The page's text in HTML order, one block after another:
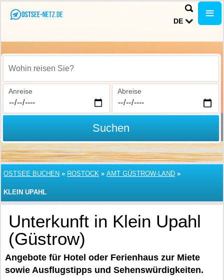
DE
Wohin reisen Sie?
Anreise Abreise
Suchen
OSTSEE BUCHEN » ROSTOCK » AMT GÜSTROW-LAND »
KLEIN UPAHL
Unterkunft in Klein Upahl
(Güstrow)
Angebote für Hotel oder Ferienhaus zur Miete
sowie Ausflugstipps und Sehenswürdigkeiten.